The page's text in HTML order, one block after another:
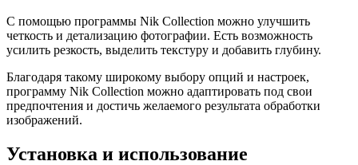
С помощью программы Nik Collection можно улучшить
четкость и детализацию фотографии. Есть возможность
усилить резкость, выделить текстуру и добавить глубину.
Благодаря такому широкому выбору опций и настроек,
программу Nik Collection можно адаптировать под свои
предпочтения и достичь желаемого результата обработки
изображений.
Установка и использование